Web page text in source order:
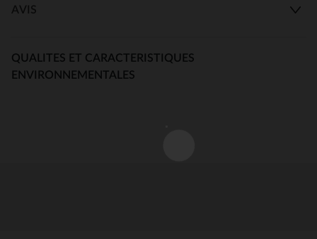
AVIS
QUALITES ET CARACTERISTIQUES
ENVIRONNEMENTALES